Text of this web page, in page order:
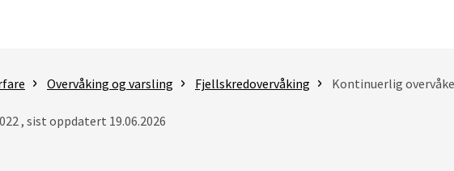
Overvåking og varsling Fjellskredovervåking Kontinuerlig
, sist oppdatert 19.06.2026